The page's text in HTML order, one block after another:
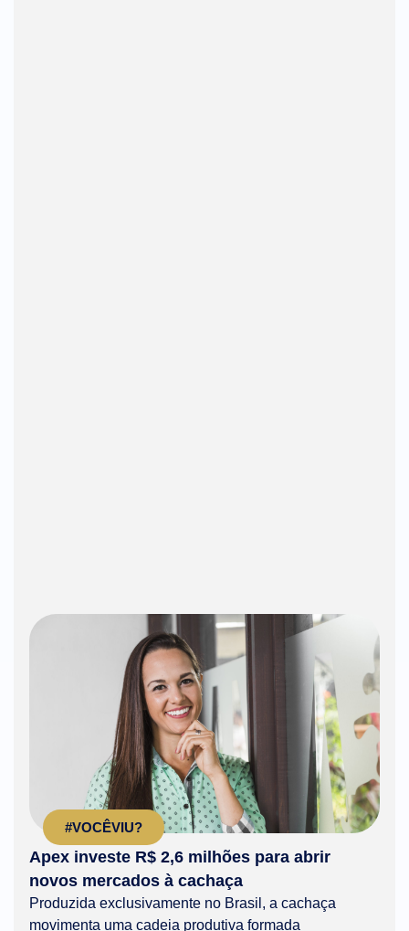
#VOCÊVIU?
Apex investe R$ 2,6 milhões para abrir
novos mercados à cachaça
Produzida exclusivamente no Brasil, a cachaça
movimenta uma cadeia produtiva formada